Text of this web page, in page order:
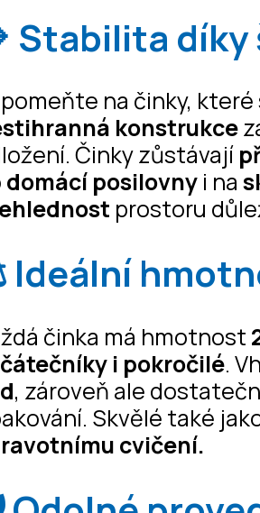
Stabilita
na činky,
konstrukce
Činky zůstávají
domácí posilovny i na
prostoru
Ideální
činka má hmotnost
i pokročilé.
, zároveň ale
Skvělé také
cvičení.